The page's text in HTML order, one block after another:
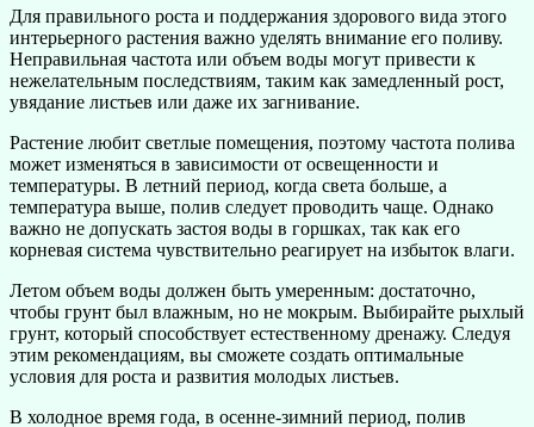
Для правильного роста и поддержания здорового вида этого
интерьерного растения важно уделять внимание его поливу.
Неправильная частота или объем воды могут привести к
нежелательным последствиям, таким как замедленный рост,
увядание листьев или даже их загнивание.
Растение любит светлые помещения, поэтому частота полива
может изменяться в зависимости от освещенности и
температуры. В летний период, когда света больше, а
температура выше, полив следует проводить чаще. Однако
важно не допускать застоя воды в горшках, так как его
корневая система чувствительно реагирует на избыток влаги.
Летом объем воды должен быть умеренным: достаточно,
чтобы грунт был влажным, но не мокрым. Выбирайте рыхлый
грунт, который способствует естественному дренажу. Следуя
этим рекомендациям, вы сможете создать оптимальные
условия для роста и развития молодых листьев.
В холодное время года, в осенне-зимний период, полив